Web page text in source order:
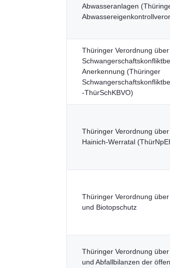
Abwasseranlagen
Thüringer Verordnung
Anerkennung (Thüringer
-ThürSchKBVO)
Thüringer Verordnung
Hainich-Werratal
Thüringer Verordnung
und Biotopschutz
Thüringer Verordnung
und Abfallbilanzen der